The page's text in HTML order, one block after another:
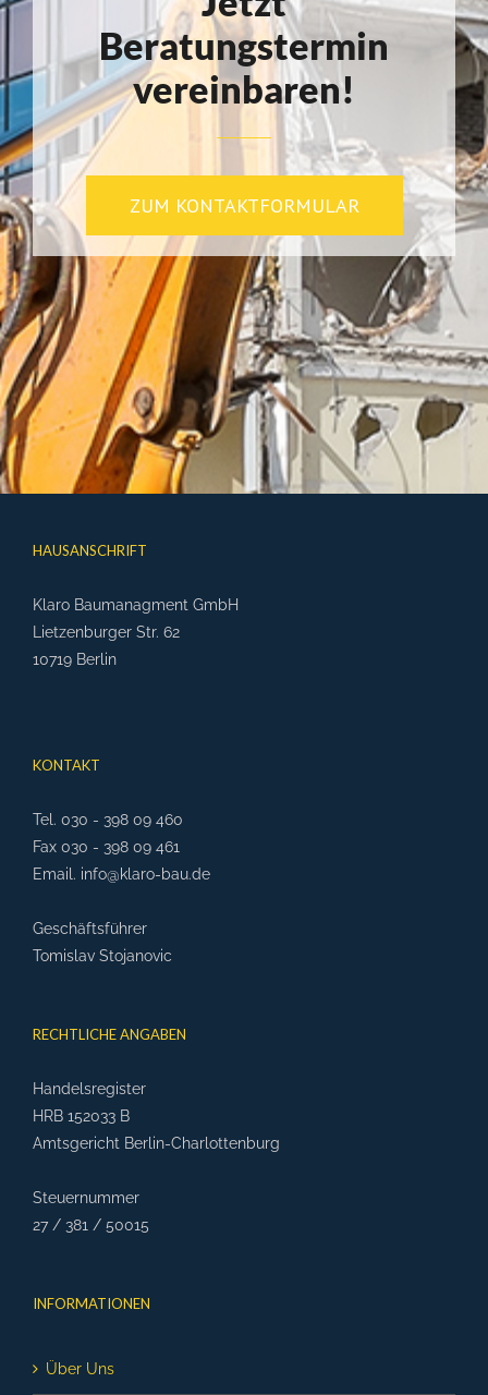
Beratungstermin
vereinbaren!
ZUM KONTAKTFORMULAR
HAUSANSCHRIFT
Klaro Baumanagment GmbH
Lietzenburger Str. 62
10719 Berlin
KONTAKT
Tel. 030 - 398 09 460
Fax 030 - 398 09 461
Email. info@klaro-bau.de
Geschäftsführer
Tomislav Stojanovic
RECHTLICHE ANGABEN
Handelsregister
HRB 152033 B
Amtsgericht Berlin-Charlottenburg
Steuernummer
27 / 381 / 50015
INFORMATIONEN
Über Uns